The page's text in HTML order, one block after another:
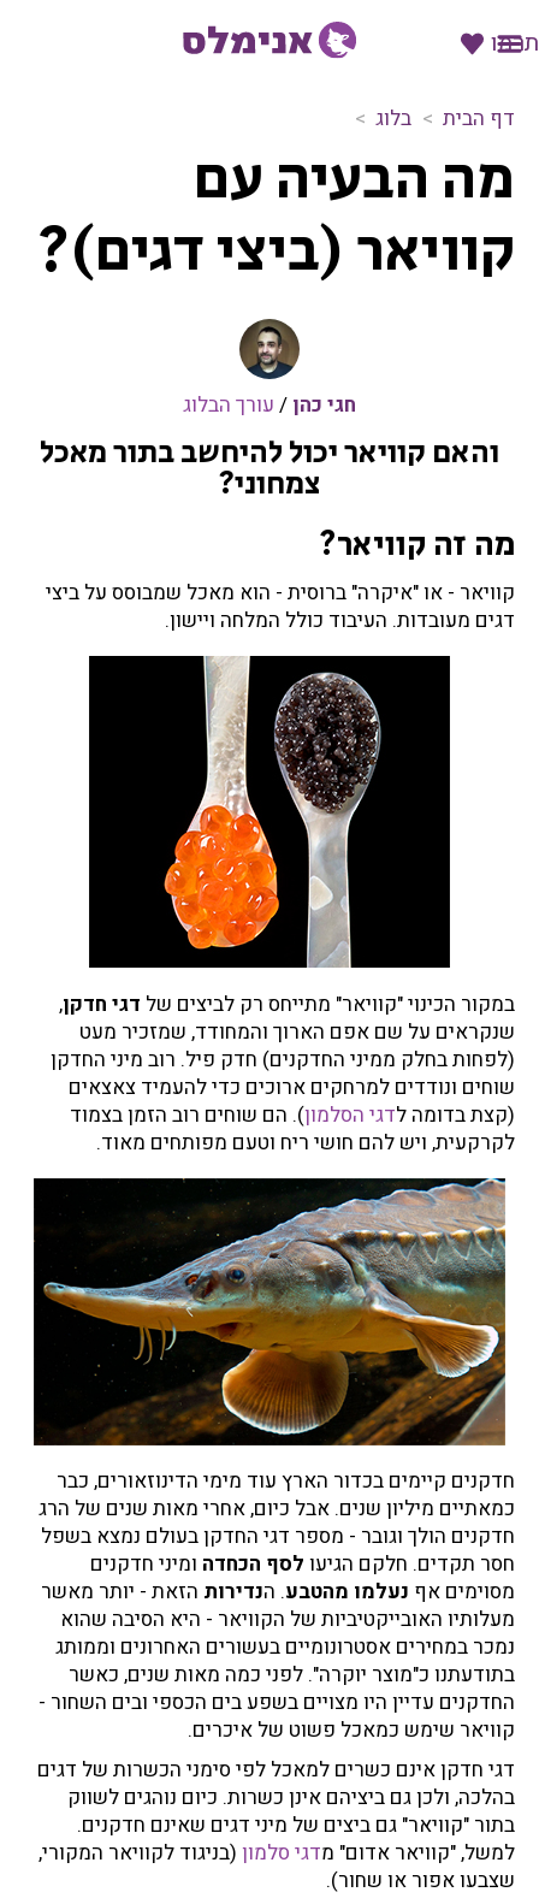
תרמו
דף הבית בלוג
ה
ה
ע
ו
ו
ב
י
צ
י
ד
ג
י
ם
)
?
מה הבעיה עם
קוויאר (ביצי דגים)?
חגי כהן / עורך הבלוג
והאם קוויאר יכול להיחשב בתור מאכל
צמחוני?
מה זה קוויאר?
קוויאר - או "איקרה" ברוסית - הוא מאכל שמבוסס על ביצי
דגים מעובדות. העיבוד כולל המלחה ויישון.
במקור הכינוי "קוויאר" מתייחס רק לביצים של דגי חדקן,
שנקראים על שם אפם הארוך והמחודד, שמזכיר מעט
(לפחות בחלק ממיני החדקנים) חדק פיל. רוב מיני החדקן
שוחים ונודדים למרחקים ארוכים כדי להעמיד צאצאים
(קצת בדומה לדגי הסלמון). הם שוחים רוב הזמן בצמוד
לקרקעית, ויש להם חושי ריח וטעם מפותחים מאוד.
חדקנים קיימים בכדור הארץ עוד מימי הדינוזאורים, כבר
כמאתיים מיליון שנים. אבל כיום, אחרי מאות שנים של הרג
חדקנים הולך וגובר - מספר דגי החדקן בעולם נמצא בשפל
חסר תקדים. חלקם הגיעו לסף הכחדה ומיני חדקנים
מסוימים אף נעלמו מהטבע. הנדירות הזאת - יותר מאשר
מעלותיו האובייקטיביות של הקוויאר - היא הסיבה שהוא
נמכר במחירים אסטרונומיים בעשורים האחרונים וממותג
בתודעתנו כ"מוצר יוקרה". לפני כמה מאות שנים, כאשר
החדקנים עדיין היו מצויים בשפע בים הכספי ובים השחור -
קוויאר שימש כמאכל פשוט של איכרים.
דגי חדקן אינם כשרים למאכל לפי סימני הכשרות של דגים
בהלכה, ולכן גם ביציהם אינן כשרות. כיום נוהגים לשווק
בתור "קוויאר" גם ביצים של מיני דגים שאינם חדקנים.
למשל, "קוויאר אדום" מדגי סלמון (בניגוד לקוויאר המקורי,
שצבעו אפור או שחור).